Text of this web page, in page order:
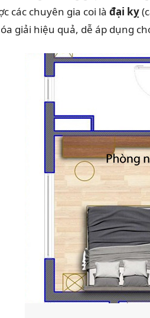
các chuyên gia coi là đại kỵ
giải hiệu quả, dễ áp dụng